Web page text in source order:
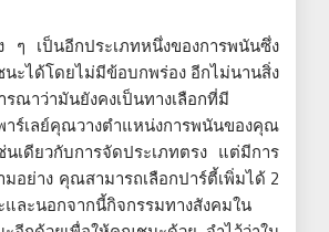
ๆ เป็นอีกประเภทหนึ่งของการพนันซึ่ง
ะได้โดยไม่มีข้อบกพร่อง อีกไม่นานสิ่ง
ณาว่ามันยังคงเป็นทางเลือกที่มี
ร์เลย์คุณวางตำแหน่งการพนันของคุณ
นเดียวกับการจัดประเภทตรง แต่มีการ
มอย่าง คุณสามารถเลือกปาร์ตี้เพิ่มได้ 2
ละนอกจากนี้กิจกรรมทางสังคมใน